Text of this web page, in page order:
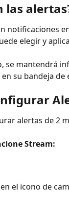
las
notificaciones
elegir y
se mantendrá
su bandeja de
alertas de 2
Stream:
el icono de